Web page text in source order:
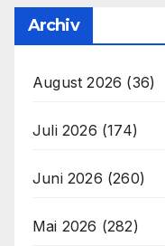
Archiv
August 2026 (36)
Juli 2026 (174)
Juni 2026 (260)
Mai 2026 (282)